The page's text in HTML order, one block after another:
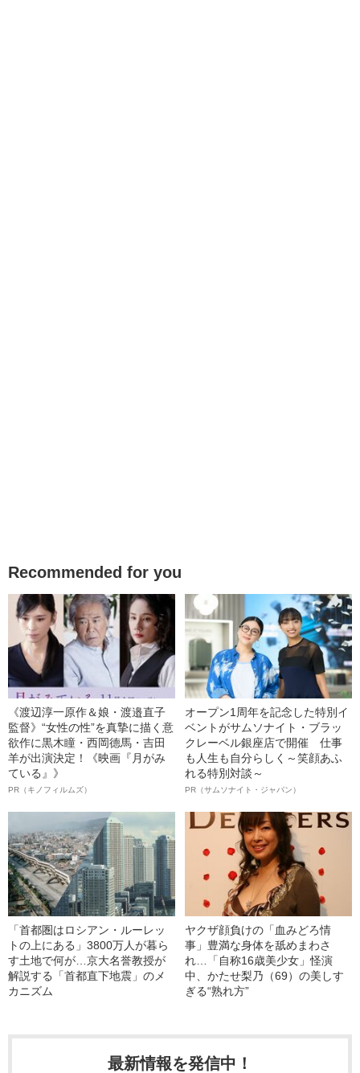
Recommended for you
《渡辺淳一原作＆娘・渡邉直子
監督》“女性の性”を真摯に描く意
欲作に黒木瞳・西岡德馬・吉田
羊が出演決定！《映画『月がみ
ている』》
PR（キノフィルムズ）
オープン1周年を記念した特別イ
ベントがサムソナイト・ブラッ
クレーベル銀座店で開催 仕事
も人生も自分らしく～笑顔あふ
れる特別対談～
PR（サムソナイト・ジャパン）
「首都圏はロシアン・ルーレッ
トの上にある」3800万人が暮ら
す土地で何が…京大名誉教授が
解説する「首都直下地震」のメ
カニズム
ヤクザ顔負けの「血みどろ情
事」豊満な身体を舐めまわさ
れ…「自称16歳美少女」怪演
中、かたせ梨乃（69）の美しす
ぎる“熟れ方”
最新情報を発信中！